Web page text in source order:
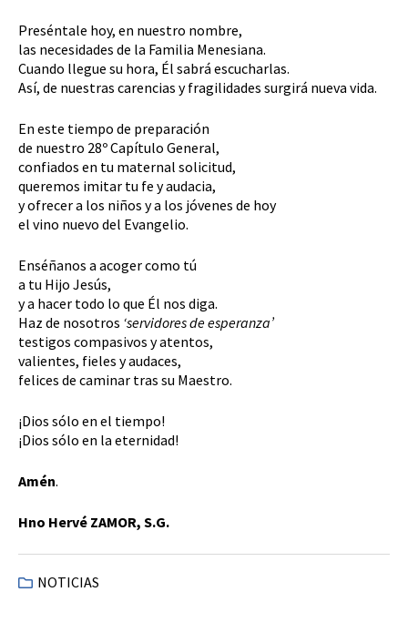
Preséntale hoy, en nuestro nombre,
las necesidades de la Familia Menesiana.
Cuando llegue su hora, Él sabrá escucharlas.
Así, de nuestras carencias y fragilidades surgirá nueva vida.
En este tiempo de preparación
de nuestro 28º Capítulo General,
confiados en tu maternal solicitud,
queremos imitar tu fe y audacia,
y ofrecer a los niños y a los jóvenes de hoy
el vino nuevo del Evangelio.
Enséñanos a acoger como tú
a tu Hijo Jesús,
y a hacer todo lo que Él nos diga.
Haz de nosotros ‘servidores de esperanza’
testigos compasivos y atentos,
valientes, fieles y audaces,
felices de caminar tras su Maestro.
¡Dios sólo en el tiempo!
¡Dios sólo en la eternidad!
Amén.
Hno Hervé ZAMOR, S.G.
NOTICIAS